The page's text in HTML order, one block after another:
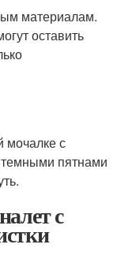
материалам.
оставить
мочалке с
пятнами
с